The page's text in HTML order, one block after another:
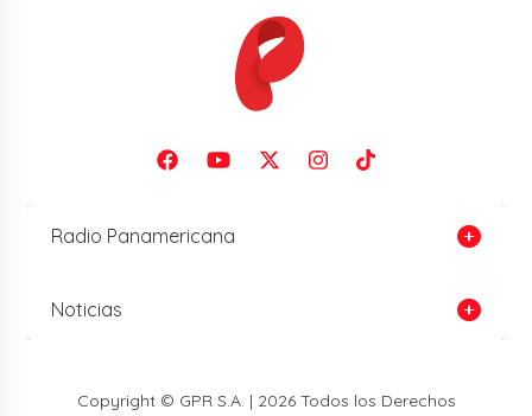
Radio Panamericana
Noticias
Copyright © GPR S.A. | 2026 Todos los Derechos